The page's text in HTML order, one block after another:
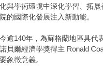
與學術環境中深化學習、拓
的國際化發展注入新動能。
逾140年，為蘇格蘭地區具
貝爾經濟學獎得主 Ronald
象徵意義。